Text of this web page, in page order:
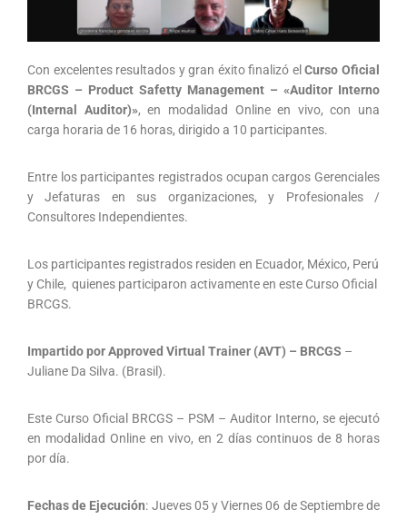
Con excelentes resultados y gran éxito finalizó el Curso Oficial
BRCGS – Product Safetty Management – «Auditor Interno
(Internal Auditor)», en modalidad Online en vivo, con una
carga horaria de 16 horas, dirigido a 10 participantes.
Entre los participantes registrados ocupan cargos Gerenciales
y Jefaturas en sus organizaciones, y Profesionales /
Consultores Independientes.
Los participantes registrados residen en Ecuador, México, Perú
y Chile, quienes participaron activamente en este Curso Oficial
BRCGS.
Impartido por Approved Virtual Trainer (AVT) – BRCGS –
Juliane Da Silva. (Brasil).
Este Curso Oficial BRCGS – PSM – Auditor Interno, se ejecutó
en modalidad Online en vivo, en 2 días continuos de 8 horas
por día.
Fechas de Ejecución: Jueves 05 y Viernes 06 de Septiembre de